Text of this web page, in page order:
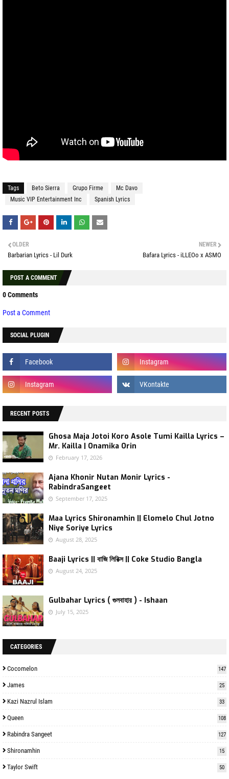
Tags Beto Sierra Grupo Firme
Mc Davo
Music VIP Entertainment Inc
Spanish Lyrics
NEWER
Bafara Lyrics - iLLEOo x ASMO
OLDER
Barbarian Lyrics - Lil Durk
POST A COMMENT
0 Comments
Post a Comment
SOCIAL PLUGIN
RECENT POSTS
Ghosa Maja Jotoi Koro Asole Tumi Kailla Lyrics –
Mr. Kailla | Onamika Orin
February 17, 2026
Ajana Khonir Nutan Monir Lyrics -
RabindraSangeet
September 17, 2025
Maa Lyrics Shironamhin || Elomelo Chul Jotno
Niye Soriye Lyrics
August 28, 2025
Baaji Lyrics || বাজি লিরিক্স || Coke Studio Bangla
August 24, 2025
Gulbahar Lyrics ( গুলবাহার ) - Ishaan
July 15, 2025
CATEGORIES
Cocomelon 147
James 25
Kazi Nazrul Islam 33
Queen 108
Rabindra Sangeet 127
Shironamhin 15
Taylor Swift 50